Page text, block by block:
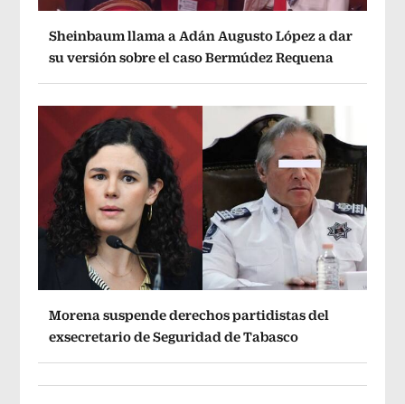
Sheinbaum llama a Adán Augusto López a dar
su versión sobre el caso Bermúdez Requena
Morena suspende derechos partidistas del
exsecretario de Seguridad de Tabasco